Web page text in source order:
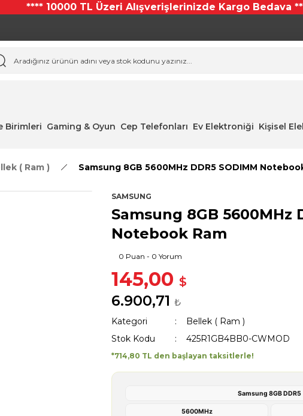
**** 10000 TL Üzeri Alışverişlerinizde Kargo Bedava
Birimleri Gaming & Oyun Cep Telefonları Ev Elektroniği Kişisel
( Ram ) Samsung 8GB 5600MHz DDR5 SODIMM
SAMSUNG
Samsung 8GB 5600MHz
Notebook Ram
0 Puan - 0 Yorum
145,00 $
6.900,71 ₺
Kategori
Bellek ( Ram )
Stok Kodu
425R1GB4BB0-CWMOD
*714,80 TL den başlayan taksitlerle!
Samsung 8GB DDR5
5600MHz